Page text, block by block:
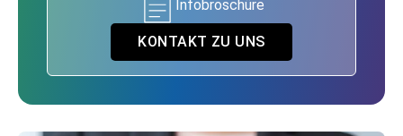
Infobroschüre
KONTAKT ZU UNS